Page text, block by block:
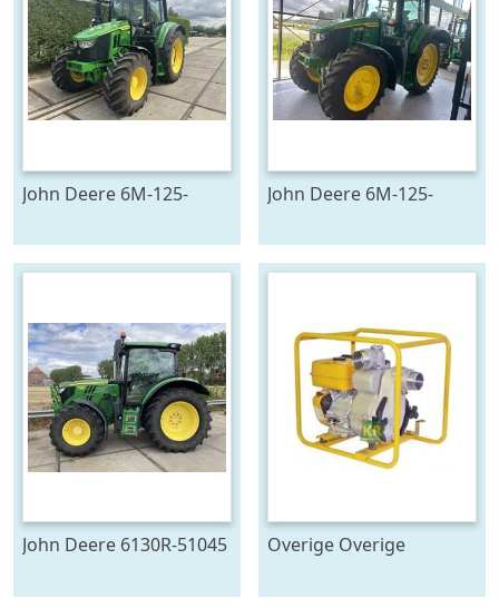
John Deere 6M-125-
John Deere 6M-125-
John Deere 6130R-51045
Overige Overige